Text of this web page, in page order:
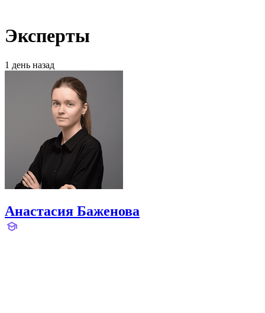
Эксперты
1 день назад
Анастасия Баженова